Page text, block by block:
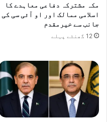
مکہ مشترکہ دفاعی معاہدے کا
اسلامی ممالک اور او آئی سی کی
جانب سے خیرمقدم
12 گھنٹے پہلے